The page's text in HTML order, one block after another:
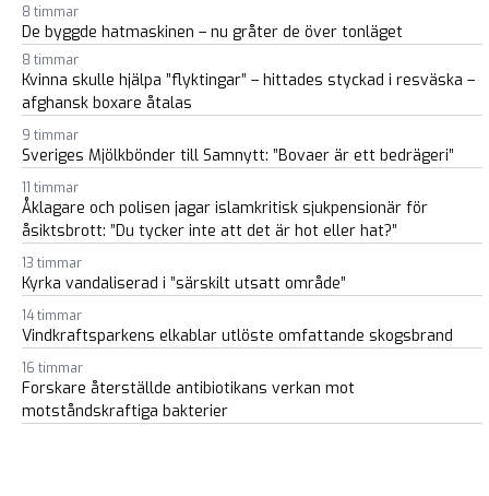
8 timmar
De byggde hatmaskinen – nu gråter de över tonläget
8 timmar
Kvinna skulle hjälpa ”flyktingar” – hittades styckad i resväska –
afghansk boxare åtalas
9 timmar
Sveriges Mjölkbönder till Samnytt: ”Bovaer är ett bedrägeri”
11 timmar
Åklagare och polisen jagar islamkritisk sjukpensionär för
åsiktsbrott: ”Du tycker inte att det är hot eller hat?”
13 timmar
Kyrka vandaliserad i ”särskilt utsatt område”
14 timmar
Vindkraftsparkens elkablar utlöste omfattande skogsbrand
16 timmar
Forskare återställde antibiotikans verkan mot
motståndskraftiga bakterier